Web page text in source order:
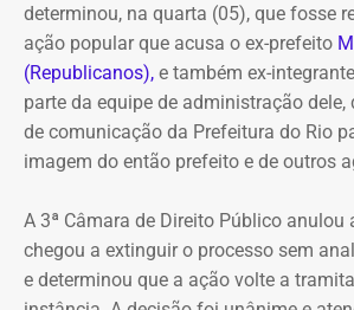
determinou, na quarta (05), que fosse
ação popular que acusa o ex-prefeito
(Republicanos), e também ex-
parte da equipe de administração dele,
de comunicação da Prefeitura do Rio
imagem do então prefeito e de outros
A 3ª Câmara de Direito Público anulou
chegou a extinguir o processo sem
e determinou que a ação volte a